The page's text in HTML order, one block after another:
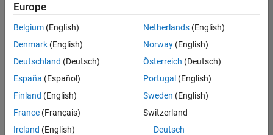
correspondant
à vos
critères
de
recherche.
Vous
pouvez
élargir
votre
recherche
Europe
Belgium (English)
Denmark (English)
Deutschland (Deutsch)
España (Español)
Finland (English)
France (Français)
Ireland (English)
Netherlands(English)
Norway(English)
Österreich (Deutsch)
Portugal (English)
Sweden (English)
Switzerland
Deutsch